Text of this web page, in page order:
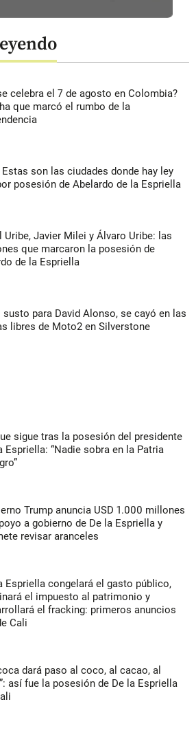
celebra el 7 de agosto en Colombia?
que marcó el rumbo de la
Estas son las ciudades donde hay ley
posesión de Abelardo de la Espriella
Uribe, Javier Milei y Álvaro Uribe: las
que marcaron la posesión de
de la Espriella
susto para David Alonso, se cayó en las
libres de Moto2 en Silverstone
sigue tras la posesión del presidente
Espriella: “Nadie sobra en la Patria
Trump anuncia USD 1.000 millones
a gobierno de De la Espriella y
revisar aranceles
Espriella congelará el gasto público,
el impuesto al patrimonio y
el fracking: primeros anuncios
Cali
dará paso al coco, al cacao, al
así fue la posesión de De la Espriella